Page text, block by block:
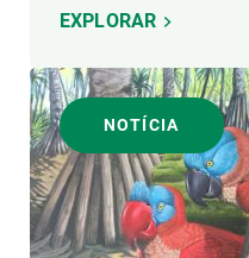
EXPLORAR
NOTÍCIA